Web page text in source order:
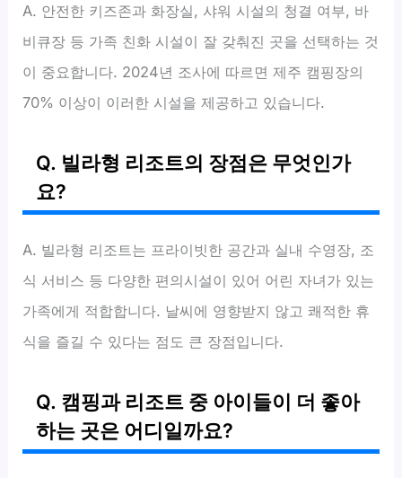
A. 안전한 키즈존과 화장실, 샤워 시설의 청결 여부, 바
비큐장 등 가족 친화 시설이 잘 갖춰진 곳을 선택하는 것
이 중요합니다. 2024년 조사에 따르면 제주 캠핑장의
70% 이상이 이러한 시설을 제공하고 있습니다.
Q. 빌라형 리조트의 장점은 무엇인가
요?
A. 빌라형 리조트는 프라이빗한 공간과 실내 수영장, 조
식 서비스 등 다양한 편의시설이 있어 어린 자녀가 있는
가족에게 적합합니다. 날씨에 영향받지 않고 쾌적한 휴
식을 즐길 수 있다는 점도 큰 장점입니다.
Q. 캠핑과 리조트 중 아이들이 더 좋아
하는 곳은 어디일까요?